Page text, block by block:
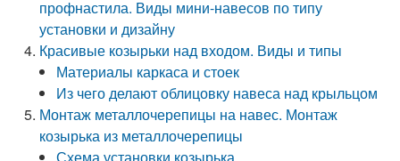
профнастила. Виды мини-навесов по типу
установки и дизайну
Красивые козырьки над входом. Виды и типы
Материалы каркаса и стоек
Из чего делают облицовку навеса над крыльцом
Монтаж металлочерепицы на навес. Монтаж
козырька из металлочерепицы